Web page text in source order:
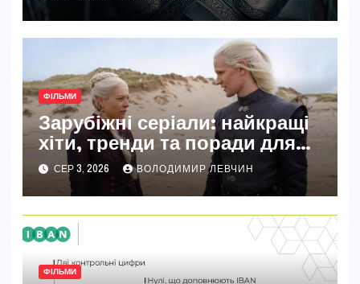
ФІЛЬМИ
Зарубіжні серіали: найкращі
хіти, тренди та поради для
вибору у 2026 році
СЕР 3, 2026 ВОЛОДИМИР ЛЕВЧИН
ФІЛЬМИ